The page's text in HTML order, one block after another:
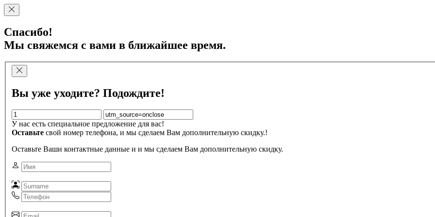
Спасибо!
Мы свяжемся с вами в ближайшее время.
Вы уже уходите? Подождите!
У нас есть специальное предложение для вас!
Оставьте свой номер телефона, и мы сделаем Вам дополнительную скидку.!
Оставьте Ваши контактные данные и и мы сделаем Вам дополнительную скидку.